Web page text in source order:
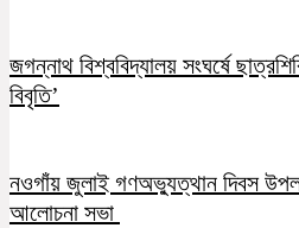
জগন্নাথ বিশ্ববিদ্যালয় সংঘর্ষে
বিবৃতি’
নওগাঁয় জুলাই গণঅভ্যুত্থান দিবস
আলোচনা সভা